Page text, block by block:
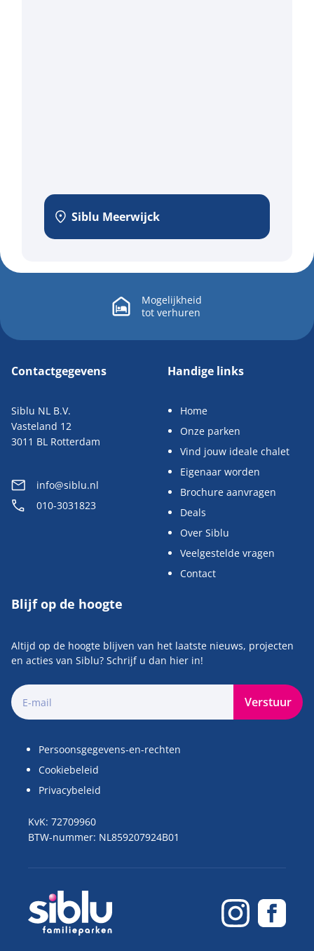
Siblu Meerwijck
Mogelijkheid
tot verhuren
Contactgegevens
Siblu NL B.V.
Vasteland 12
3011 BL Rotterdam
info@siblu.nl
010-3031823
Handige links
Home
Onze parken
Vind jouw ideale chalet
Eigenaar worden
Brochure aanvragen
Deals
Over Siblu
Veelgestelde vragen
Contact
Blijf op de hoogte
Altijd op de hoogte blijven van het laatste nieuws, projecten
en acties van Siblu? Schrijf u dan hier in!
Verstuur
KvK: 72709960
BTW-nummer: NL859207924B01
Persoonsgegevens-en-rechten
Cookiebeleid
Privacybeleid